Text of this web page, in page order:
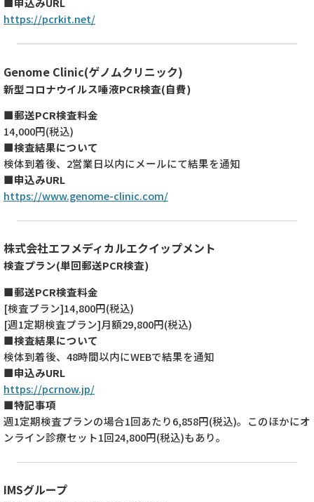
https://pcrkit.net/
Genome Clinic(ゲノムクリニック)
新型コロナウイルス唾液PCR検査(自費)
■郵送PCR検査料金
14,000円(税込)
■検査結果について
検体到着後、2営業日以内にメールにて結果を通知
■申込みURL
https://www.genome-clinic.com/
株式会社エフメディカルエクイップメント
検査プラン(単回郵送PCR検査)
■郵送PCR検査料金
[検査プラン]14,800円(税込)
[週1定期検査プラン]月額29,800円(税込)
■検査結果について
検体到着後、48時間以内にWEBで結果を通知
■申込みURL
https://pcrnow.jp/
■特記事項
週1定期検査プランの場合1回あたり6,858円(税込)。このほかにオ
ンライン診療セット1回24,800円(税込)もあり。
IMSグループ